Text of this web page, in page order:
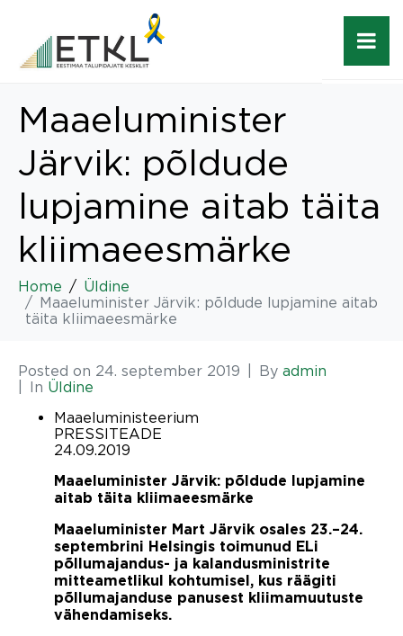
Maaeluminister
Järvik: põldude
lupjamine aitab täita
kliimaeesmärke
Home
Üldine
Maaeluminister Järvik: põldude lupjamine aitab
täita kliimaeesmärke
Posted on 24. september 2019 By admin
In Üldine
Maaeluministeerium
PRESSITEADE
24.09.2019
Maaeluminister Järvik: põldude lupjamine
aitab täita kliimaeesmärke
Maaeluminister Mart Järvik osales 23.–24.
septembrini Helsingis toimunud ELi
põllumajandus- ja kalandusministrite
mitteametlikul kohtumisel, kus räägiti
põllumajanduse panusest kliimamuutuste
vähendamiseks.